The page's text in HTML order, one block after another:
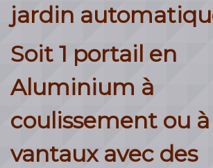
jardin
Soit 1 portail en
Aluminium à
coulissement ou à
vantaux avec des